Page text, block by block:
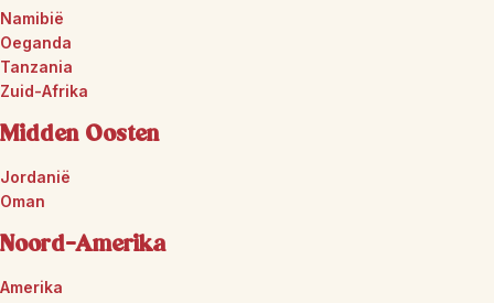
Namibië
Oeganda
Tanzania
Zuid-Afrika
Midden Oosten
Jordanië
Oman
Noord-Amerika
Amerika